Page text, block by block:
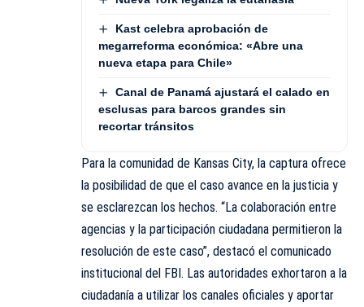
Kast celebra aprobación de
megarreforma económica: «Abre una
nueva etapa para Chile»
Canal de Panamá ajustará el calado en
esclusas para barcos grandes sin
recortar tránsitos
Para la comunidad de Kansas City, la captura ofrece
la posibilidad de que el caso avance en la justicia y
se esclarezcan los hechos. “La colaboración entre
agencias y la participación ciudadana permitieron la
resolución de este caso”, destacó el comunicado
institucional del FBI. Las autoridades exhortaron a la
ciudadanía a utilizar los canales oficiales y aportar